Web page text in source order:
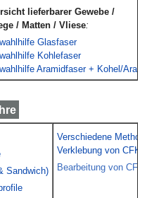
lieferbarer Gewebe /
/ Matten / Vliese:
Glasfaser
Kohlefaser
Aramidfaser + Kohel/
Sandwich)
Verschiedene
Verklebung von
Bearbeitung von